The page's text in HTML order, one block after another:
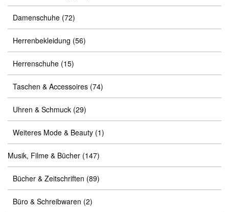
Damenschuhe (72)
Herrenbekleidung (56)
Herrenschuhe (15)
Taschen & Accessoires (74)
Uhren & Schmuck (29)
Weiteres Mode & Beauty (1)
Musik, Filme & Bücher (147)
Bücher & Zeitschriften (89)
Büro & Schreibwaren (2)